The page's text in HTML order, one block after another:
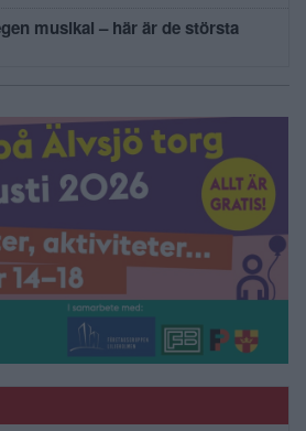
musikal – här är de största